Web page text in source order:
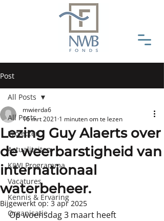
Post
All Posts
Projecten
Actualiteiten
KIWI Programma
Vacatures
Kennis & Ervaring
Organisatie
All Posts
Lezing Guy Alaerts over
de weerbarstigheid van
internationaal
waterbeheer.
mwierda6
16 mrt 2021 1 minuten om te lezen
Bijgewerkt op:3 apr 2025
Op woensdag 3 maart heeft